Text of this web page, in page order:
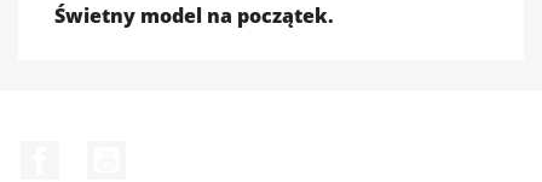
Świetny model na początek.